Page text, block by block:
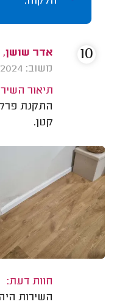
אדר שושן,
משוב: 27/11/2024
תיאור
התקנת
קטן.
חוות דעת:
השירות
10